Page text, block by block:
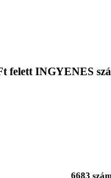
felett INGYENES
6683